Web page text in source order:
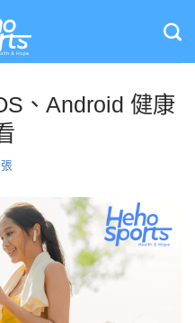
、Android 健康